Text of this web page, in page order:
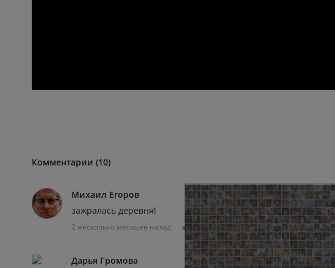
Комментарии (10)
Михаил Егоров
зажралась деревня!
2 несколько месяцев назад 0 0 Отвечать
Дарья Громова